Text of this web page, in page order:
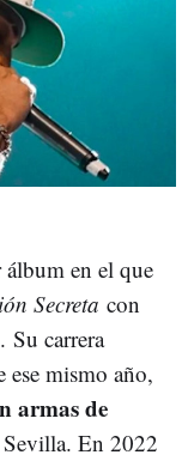
en el que
Secreta con
Su carrera
ese mismo año,
armas de
Sevilla. En 2022